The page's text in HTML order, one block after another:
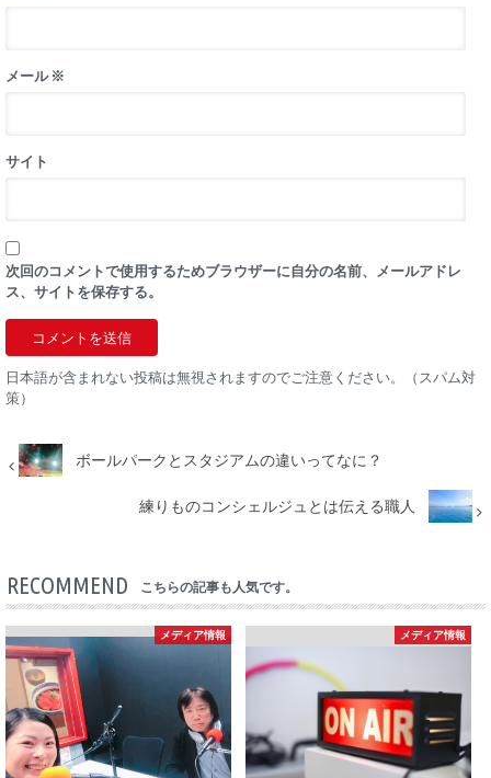
メール※
サイト
次回のコメントで使用するためブラウザーに自分の名前、メールアドレ
ス、サイトを保存する。
日本語が含まれない投稿は無視されますのでご注意ください。（スパム対
策）
ボールパークとスタジアムの違いってなに？
練りものコンシェルジュとは伝える職人
RECOMMEND こちらの記事も人気です。
メディア情報 メディア情報